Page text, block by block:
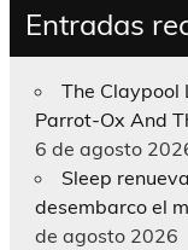
Entradas
The Claypool
Parrot-Ox And
6 de agosto
Sleep
desembarco el
de agosto 2026